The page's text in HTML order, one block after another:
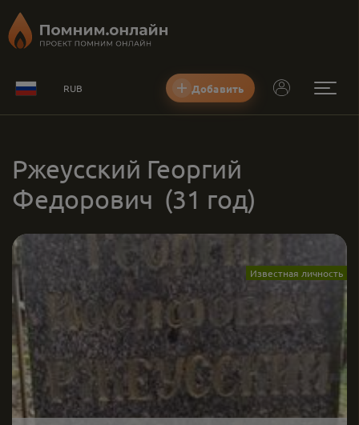
RUB Добавить
Ржеусский Георгий
Федорович (31 год)
Известная личность